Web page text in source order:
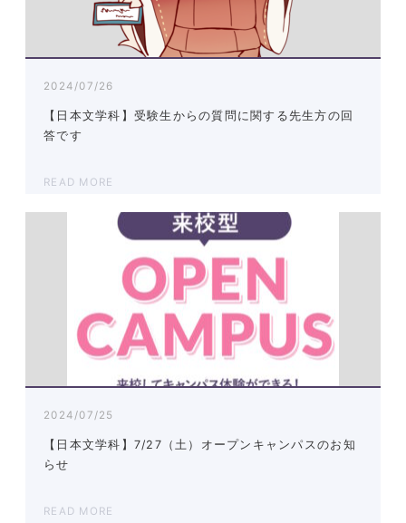
2024/07/26
【日本文学科】受験生からの質問に関する先生方の回
答です
READ MORE
2024/07/25
【日本文学科】7/27（土）オープンキャンパスのお知
らせ
READ MORE